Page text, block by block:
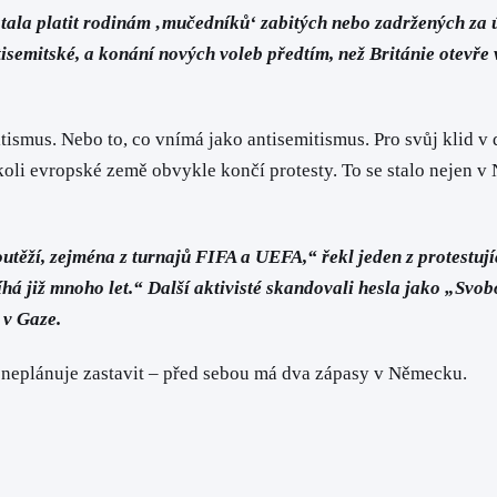
platit rodinám ‚mučedníků‘ zabitých nebo zadržených
a konání nových voleb předtím, než Británie
Nebo to, co vnímá jako antisemitismus. Pro svůj klid
evropské země obvykle končí protesty. To se stalo
zejména z turnajů FIFA a UEFA,“ řekl jeden z
již mnoho let.“ Další aktivisté skandovali hesla jako
Gaze.
zastavit – před sebou má dva zápasy v Německu.